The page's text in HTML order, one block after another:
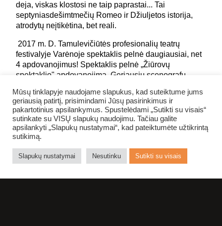
deja, viskas klostosi ne taip paprastai... Tai
septyniasdešimtmečių Romeo ir Džiuljetos istorija,
atrodytų neįtikėtina, bet reali.
2017 m. D. Tamulevičiūtės profesionalių teatrų
festivalyje Varėnoje spektaklis pelnė daugiausiai, net
4 apdovanojimus! Spektaklis pelnė „Žiūrovų
spektaklio" apdovanojimą. Geriausiu scenografu
„Geriausios atraplanės aktorės" nominaciją;
„Geriausiu režisieriumi" pripažintas Povilas Gaidys.
DALINTIS FACEBOOK
Mūsų tinklapyje naudojame slapukus, kad suteiktume jums
geriausią patirtį, prisimindami Jūsų pasirinkimus ir
pakartotinius apsilankymus. Spustelėdami „Sutikti su visais“
sutinkate su VISŲ slapukų naudojimu. Tačiau galite
apsilankyti „Slapukų nustatymai“, kad pateiktumėte užtikrintą
sutikimą.
Slapukų nustatymai Nesutinku Sutikti su visais